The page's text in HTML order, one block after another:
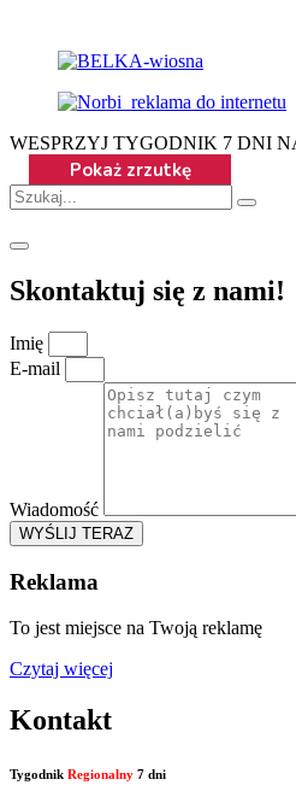
WESPRZYJ TYGODNIK 7 DNI
Skontaktuj się z nami!
Imię
E-mail
Wiadomość
WYŚLIJ TERAZ
Reklama
To jest miejsce na Twoją reklamę
Czytaj więcej
Kontakt
Tygodnik Regionalny 7 dni